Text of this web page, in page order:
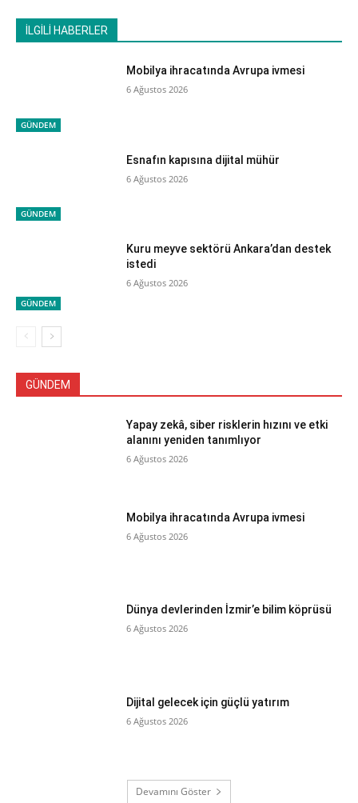
İLGİLİ HABERLER
GÜNDEM
Mobilya ihracatında Avrupa ivmesi
6 Ağustos 2026
GÜNDEM
Esnafın kapısına dijital mühür
6 Ağustos 2026
GÜNDEM
Kuru meyve sektörü Ankara’dan destek
istedi
6 Ağustos 2026
GÜNDEM
Yapay zekâ, siber risklerin hızını ve etki
alanını yeniden tanımlıyor
6 Ağustos 2026
Mobilya ihracatında Avrupa ivmesi
6 Ağustos 2026
Dünya devlerinden İzmir’e bilim köprüsü
6 Ağustos 2026
Dijital gelecek için güçlü yatırım
6 Ağustos 2026
Devamını Göster